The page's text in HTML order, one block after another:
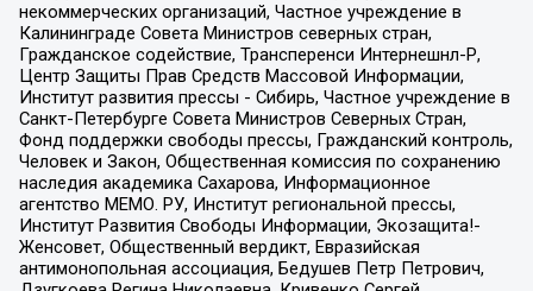
некоммерческих организаций, Частное учреждение в
Калининграде Совета Министров северных стран,
Гражданское содействие, Трансперенси Интернешнл-Р,
Центр Защиты Прав Средств Массовой Информации,
Институт развития прессы - Сибирь, Частное учреждение в
Санкт-Петербурге Совета Министров Северных Стран,
Фонд поддержки свободы прессы, Гражданский контроль,
Человек и Закон, Общественная комиссия по сохранению
наследия академика Сахарова, Информационное
агентство МЕМО. РУ, Институт региональной прессы,
Институт Развития Свободы Информации, Экозащита!-
Женсовет, Общественный вердикт, Евразийская
антимонопольная ассоциация, Бедушев Петр Петрович,